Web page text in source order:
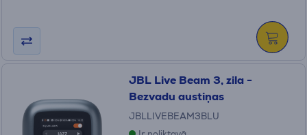
JBL Live Beam 3, zila -
Bezvadu austiņas
JBLLIVEBEAM3BLU